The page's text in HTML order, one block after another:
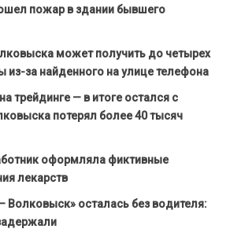
пожар в здании бывшего
может получить до четырех
за найденного на улице телефона
трейдинге — в итоге остался с
потерял более 40 тысяч
оформляла фиктивные
лекарств
Волковыск» осталась без водителя: